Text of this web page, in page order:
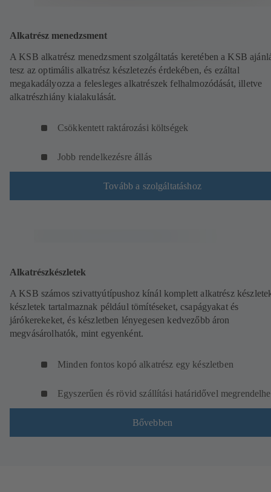
Alkatrész menedzsment
A KSB alkatrész menedzsment szolgáltatás keretében a KSB
tesz az optimális alkatrész készletezés érdekében, és ezáltal
megakadályozza a felesleges alkatrészek felhalmozódását, illetve
alkatrészhiány kialakulását.
Csökkentett raktározási költségek
Jobb rendelkezésre állás
Tovább a szolgáltatáshoz
Alkatrészkészletek
A KSB számos szivattyútípushoz kínál komplett alkatrész
készletek tartalmaznak például tömítéseket, csapágyakat és
járókerekeket, és készletben lényegesen kedvezőbb áron
megvásárolhatók, mint egyenként.
Minden fontos kopó alkatrész egy készletben
Egyszerűen és rövid szállítási határidővel
Bővebben